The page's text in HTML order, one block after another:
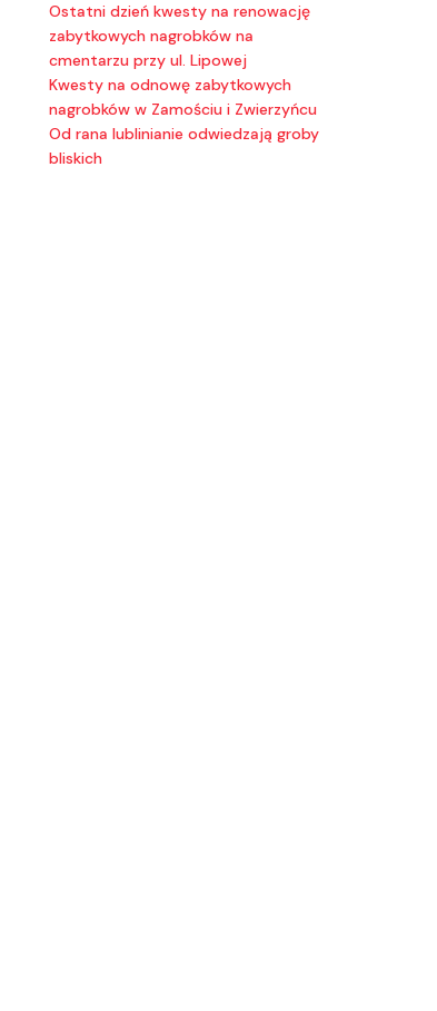
Ostatni dzień kwesty na renowację
zabytkowych nagrobków na
cmentarzu przy ul. Lipowej
Kwesty na odnowę zabytkowych
nagrobków w Zamościu i Zwierzyńcu
Od rana lublinianie odwiedzają groby
bliskich